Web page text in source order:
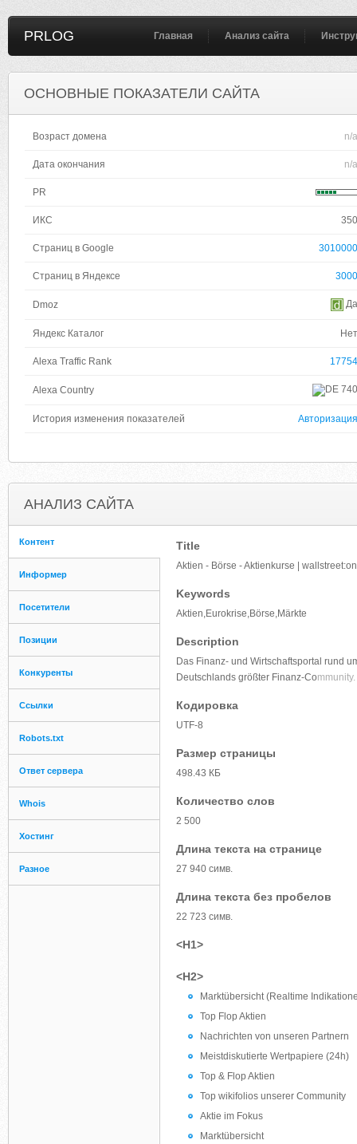
PRLOG Главная Анализ сайта
ОСНОВНЫЕ ПОКАЗАТЕЛИ САЙТА
Возраст домена n/a
Дата окончания n/a
PR
ИКС 350
Страниц в Google 3010000
Страниц в Яндексе 3000
Dmoz Да
Яндекс Каталог Нет
Alexa Traffic Rank 17754
Alexa Country 740
История изменения показателей Авторизация
АНАЛИЗ САЙТА
Контент
Информер
Посетители
Позиции
Конкуренты
Ссылки
Robots.txt
Ответ сервера
Whois
Хостинг
Разное
Title
Aktien - Börse - Aktienkurse |
Keywords
Aktien,Eurokrise,Börse,Märkte
Description
Das Finanz- und Wirtschaftsportal rund
Deutschlands größter Finanz-Community.
Кодировка
UTF-8
Размер страницы
498.43 КБ
Количество слов
2 500
Длина текста на странице
27 940 симв.
Длина текста без пробелов
22 723 симв.
<H1>
<H2>
Marktübersicht (Realtime
Top Flop Aktien
Nachrichten von unseren Partnern
Meistdiskutierte Wertpapiere (24h)
Top & Flop Aktien
Top wikifolios unserer Community
Aktie im Fokus
Marktübersicht